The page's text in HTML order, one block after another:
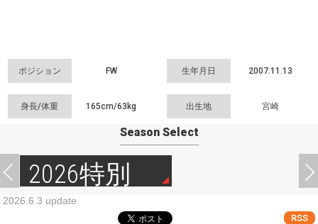
ポジション FW 生年月日 2007.11.13
身長/体重 165cm/63kg 出生地 宮崎
Season Select
2026特別
2026.6.3 update
RSS